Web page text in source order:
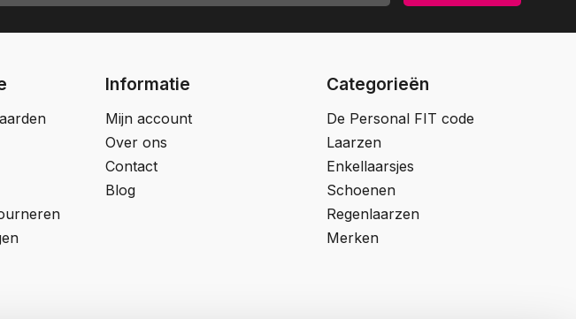
Informatie
Mijn account
Over ons
Contact
Blog
Categorieën
De Personal FIT code
Laarzen
Enkellaarsjes
Schoenen
Regenlaarzen
Merken